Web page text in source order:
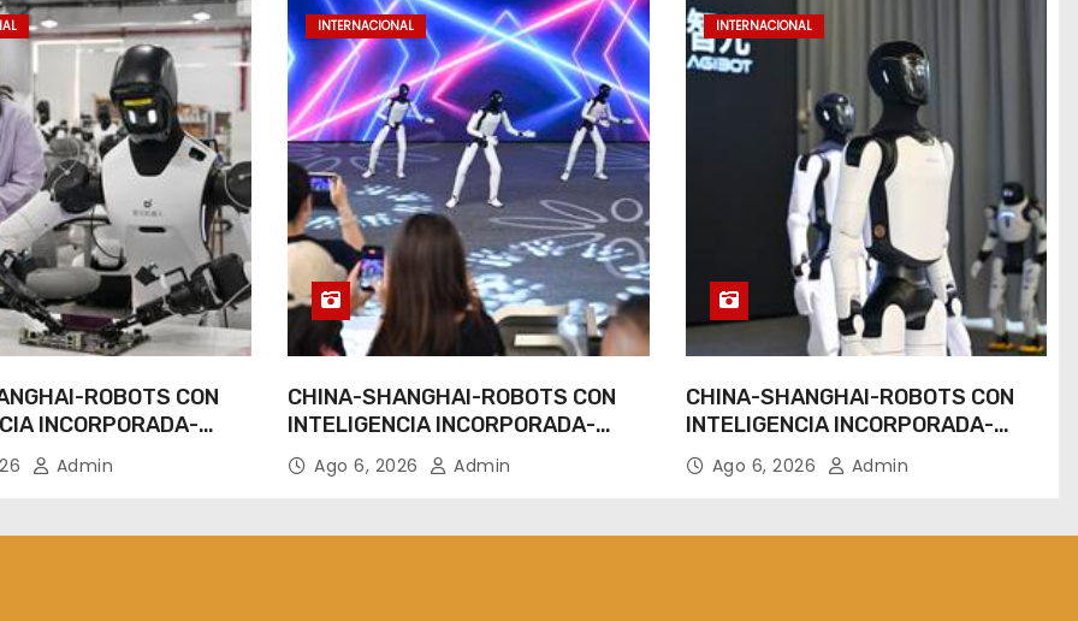
ROBOTS CON
INCORPORADA-
Admin
INTERNACIONAL
CHINA-SHANGHAI-ROBOTS CON
INTELIGENCIA INCORPORADA-
ENTRENAMIENTO
Ago 6, 2026 Admin
INTERNACIONAL
CHINA-SHANGHAI-ROBOTS CON
INTELIGENCIA INCORPORADA-
ENTRENAMIENTO
Ago 6, 2026 Admin